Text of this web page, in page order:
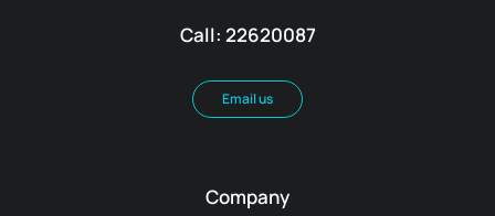
Call: 22620087
Email us
Company